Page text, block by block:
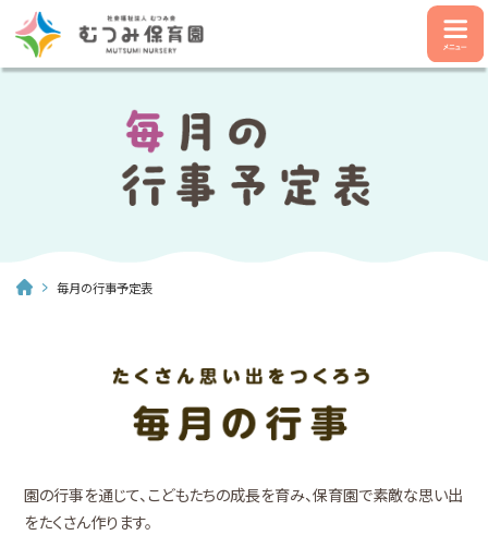
毎月の行事予定表
園の行事を通じて、こどもたちの成長を育み、保育園で素敵な思い出
をたくさん作ります。